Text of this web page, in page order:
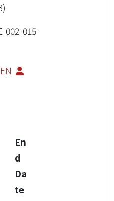
002-015-
En
d
Da
te